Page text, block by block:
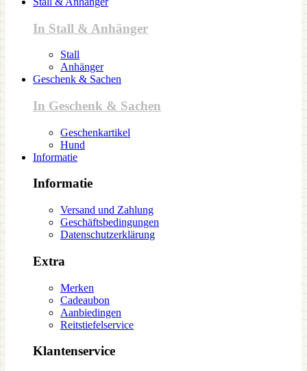
In Stall & Anhänger
Stall
Anhänger
Geschenk & Sachen
In Geschenk & Sachen
Geschenkartikel
Hund
Informatie
Informatie
Versand und Zahlung
Geschäftsbedingungen
Datenschutzerklärung
Extra
Merken
Cadeaubon
Aanbiedingen
Reitstiefelservice
Klantenservice